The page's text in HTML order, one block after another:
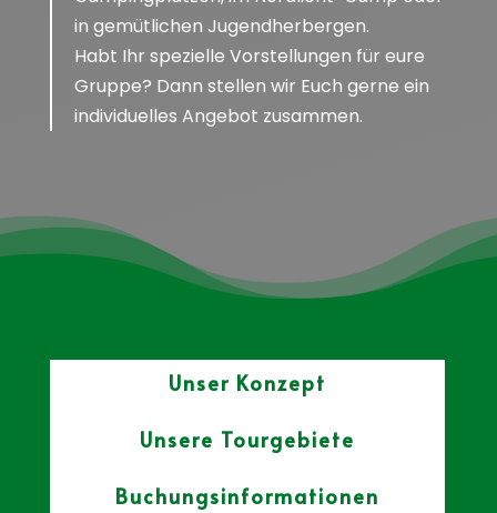
in gemütlichen Jugendherbergen.
Habt Ihr spezielle Vorstellungen für eure
Gruppe? Dann stellen wir Euch gerne ein
individuelles Angebot zusammen.
Unser Konzept
Unsere Tourgebiete
Buchungsinformationen